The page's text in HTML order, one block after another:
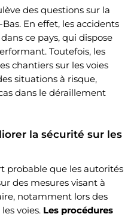
des questions sur la
En effet, les accidents
ce pays, qui dispose
Toutefois, les
chantiers sur les voies
situations à risque,
dans le déraillement
la sécurité sur les
probable que les autorités
des mesures visant à
notamment lors des
voies. Les procédures